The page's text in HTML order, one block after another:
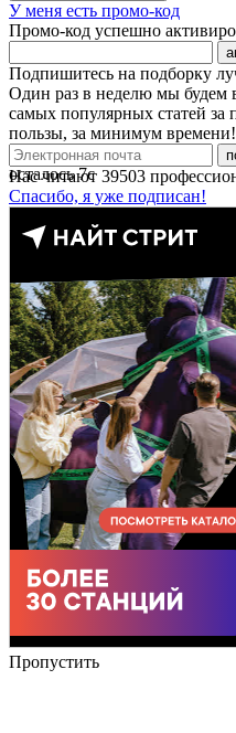
У меня есть промо-код
Промо-код успешно
Подпишитесь на подборку
Один раз в неделю мы будем
самых популярных статей
пользы, за минимум времени!
Нас читают 39503
Спасибо, я уже подписан!
осталось7с
Пропустить